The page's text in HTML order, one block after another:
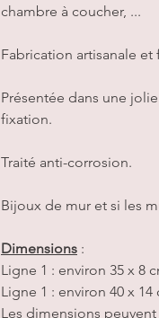
chambre à coucher, ...
Fabrication artisanale
Présentée dans une
fixation.
Traité anti-corrosion.
Bijoux de mur et si les
Dimensions :
Ligne 1 : environ 35 x 8
Ligne 1 : environ 40 x 14
Les dimensions